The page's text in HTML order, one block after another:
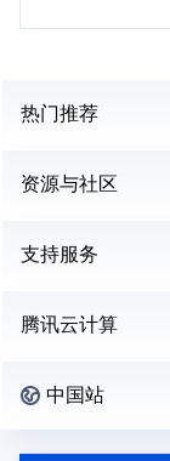
热门推荐
资源与社区
支持服务
腾讯云计算
中国站